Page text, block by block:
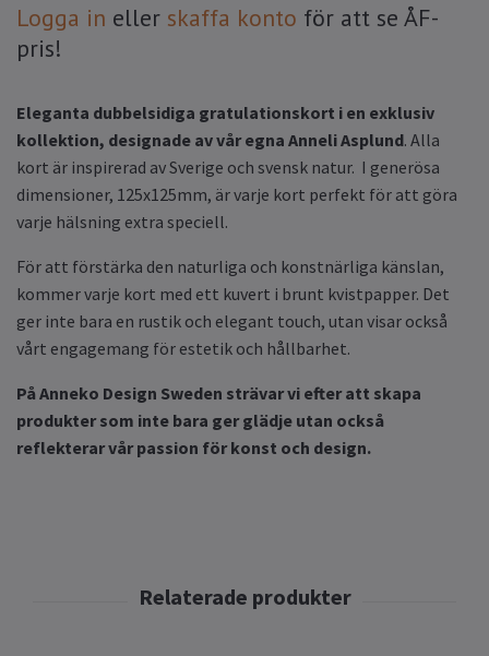
Logga in eller skaffa konto för att se ÅF-
pris!
Eleganta dubbelsidiga gratulationskort i en exklusiv
kollektion, designade av vår egna Anneli Asplund. Alla
kort är inspirerad av Sverige och svensk natur. I generösa
dimensioner, 125x125mm, är varje kort perfekt för att göra
varje hälsning extra speciell.
För att förstärka den naturliga och konstnärliga känslan,
kommer varje kort med ett kuvert i brunt kvistpapper. Det
ger inte bara en rustik och elegant touch, utan visar också
vårt engagemang för estetik och hållbarhet.
På Anneko Design Sweden strävar vi efter att skapa
produkter som inte bara ger glädje utan också
reflekterar vår passion för konst och design.